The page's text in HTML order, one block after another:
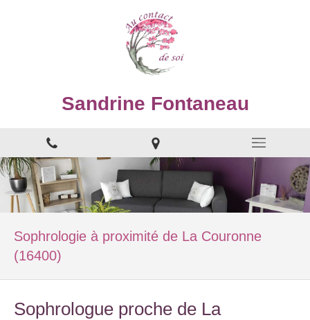
Sandrine Fontaneau
Sophrologie à proximité de La Couronne
(16400)
Sophrologue proche de La